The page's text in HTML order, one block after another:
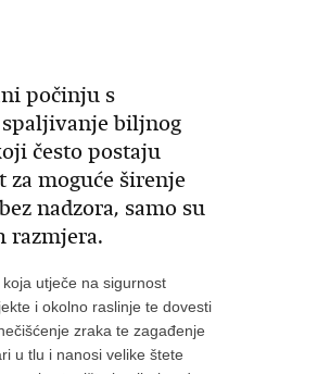
počinju s
biljnog
često postaju
moguće širenje
nadzora, samo su
razmjera.
utječe na sigurnost
i okolno raslinje te dovesti
zraka te zagađenje
u tlu i nanosi velike štete